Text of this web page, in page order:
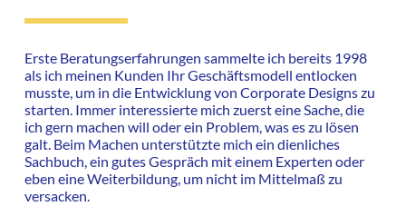
Erste Beratungserfahrungen sammelte ich bereits 1998
als ich meinen Kunden Ihr Geschäftsmodell entlocken
musste, um in die Entwicklung von Corporate Designs zu
starten. Immer interessierte mich zuerst eine Sache, die
ich gern machen will oder ein Problem, was es zu lösen
galt. Beim Machen unterstützte mich ein dienliches
Sachbuch, ein gutes Gespräch mit einem Experten oder
eben eine Weiterbildung, um nicht im Mittelmaß zu
versacken.